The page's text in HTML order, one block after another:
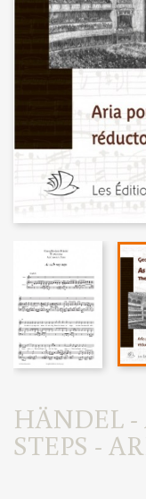
HÄNDEL -
STEPS -